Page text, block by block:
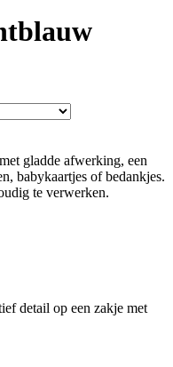
gladde afwerking, een
babykaartjes of bedankjes.
te verwerken.
detail op een zakje met